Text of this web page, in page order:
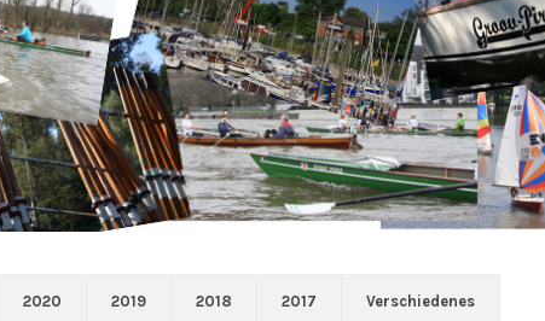
2020 2019 2018 2017 Verschiedenes